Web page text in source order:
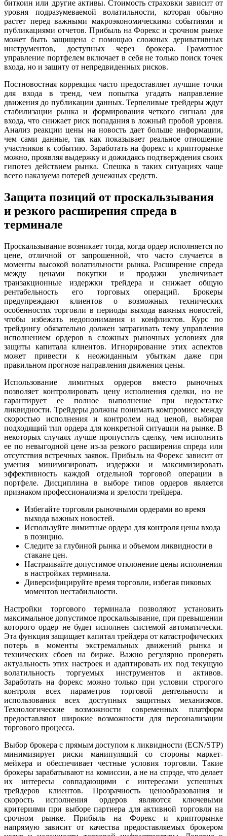
биткоин или другие активы. Стоимость страховки зависит от
уровня подразумеваемой волатильности, которая обычно
растет перед важными макроэкономическими событиями и
публикациями отчетов. Прибыль на Форекс и срочном рынке
может быть защищена с помощью сложных деривативных
инструментов, доступных через брокера. Грамотное
управление портфелем включает в себя не только поиск точек
входа, но и защиту от непредвиденных рисков.
Постновостная коррекция часто предоставляет лучшие точки
для входа в тренд, чем попытка угадать направление
движения до публикации данных. Терпеливые трейдеры ждут
стабилизации рынка и формирования четкого сигнала для
входа, что снижает риск попадания в ложный пробой уровня.
Анализ реакции цены на новость дает больше информации,
чем сами данные, так как показывает реальное отношение
участников к событию. Заработать на форекс и крипторынке
можно, проявляя выдержку и дожидаясь подтверждения своих
гипотез действием рынка. Спешка в таких ситуациях чаще
всего наказуема потерей денежных средств.
Защита позиций от проскальзывания
и резкого расширения спреда в
терминале
Проскальзывание возникает тогда, когда ордер исполняется по
цене, отличной от запрошенной, что часто случается в
моменты высокой волатильности рынка. Расширение спреда
между ценами покупки и продажи увеличивает
транзакционные издержки трейдера и снижает общую
рентабельность его торговых операций. Брокеры
предупреждают клиентов о возможных технических
особенностях торговли в периоды выхода важных новостей,
чтобы избежать недопонимания и конфликтов. Курс по
трейдингу обязательно должен затрагивать тему управления
исполнением ордеров в сложных рыночных условиях для
защиты капитала клиентов. Игнорирование этих аспектов
может привести к неожиданным убыткам даже при
правильном прогнозе направления движения цены.
Использование лимитных ордеров вместо рыночных
позволяет контролировать цену исполнения сделки, но не
гарантирует ее полное выполнение при недостатке
ликвидности. Трейдеры должны понимать компромисс между
скоростью исполнения и контролем над ценой, выбирая
подходящий тип ордера для конкретной ситуации на рынке. В
некоторых случаях лучше пропустить сделку, чем исполнить
ее по невыгодной цене из-за резкого расширения спреда или
отсутствия встречных заявок. Прибыль на Форекс зависит от
умения минимизировать издержки и максимизировать
эффективность каждой отдельной торговой операции в
портфеле. Дисциплина в выборе типов ордеров является
признаком профессионализма и зрелости трейдера.
Избегайте торговли рыночными ордерами во время
выхода важных новостей.
Используйте лимитные ордера для контроля цены входа
в позицию.
Следите за глубиной рынка и объемом ликвидности в
стакане цен.
Настраивайте допустимое отклонение цены исполнения
в настройках терминала.
Диверсифицируйте время торговли, избегая пиковых
моментов нестабильности.
Настройки торгового терминала позволяют установить
максимальное допустимое проскальзывание, при превышении
которого ордер не будет исполнен системой автоматически.
Эта функция защищает капитал трейдера от катастрофических
потерь в моменты экстремальных движений рынка и
технических сбоев на бирже. Важно регулярно проверять
актуальность этих настроек и адаптировать их под текущую
волатильность торгуемых инструментов и активов.
Заработать на форекс можно только при условии строгого
контроля всех параметров торговой деятельности и
использования всех доступных защитных механизмов.
Технологические возможности современных платформ
предоставляют широкие возможности для персонализации
торгового процесса.
Выбор брокера с прямым доступом к ликвидности (ECN/STP)
минимизирует риски манипуляций со стороны маркет-
мейкера и обеспечивает честные условия торговли. Такие
брокеры зарабатывают на комиссии, а не на спрэде, что делает
их интересы совпадающими с интересами успешных
трейдеров клиентов. Прозрачность ценообразования и
скорость исполнения ордеров являются ключевыми
критериями при выборе партнера для активной торговли на
срочном рынке. Прибыль на Форекс и крипторынке
напрямую зависит от качества предоставляемых брокером